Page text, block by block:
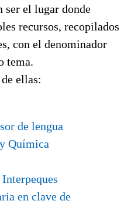
ser el lugar donde
recursos, recopilados
con el denominador
tema.
ellas:
de lengua
Química
Interpeques
en clave de